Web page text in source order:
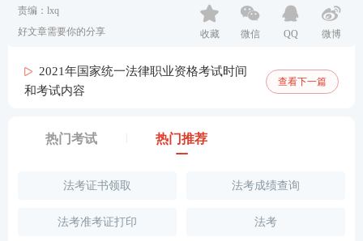
责编：lxq
好文章需要你的分享
收藏 微信 QQ 微博
2021年国家统一法律职业资格考试时间
和考试内容
查看下一篇
热门考试 热门推荐
法考证书领取 法考成绩查询
法考准考证打印 法考